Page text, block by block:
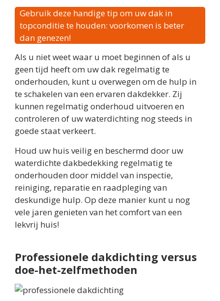
Gebruik deze handige tip om uw dak in
topconditie te houden: voorkomen is beter
dan genezen!
Als u niet weet waar u moet beginnen of als u
geen tijd heeft om uw dak regelmatig te
onderhouden, kunt u overwegen om de hulp in
te schakelen van een ervaren dakdekker. Zij
kunnen regelmatig onderhoud uitvoeren en
controleren of uw waterdichting nog steeds in
goede staat verkeert.
Houd uw huis veilig en beschermd door uw
waterdichte dakbedekking regelmatig te
onderhouden door middel van inspectie,
reiniging, reparatie en raadpleging van
deskundige hulp. Op deze manier kunt u nog
vele jaren genieten van het comfort van een
lekvrij huis!
Professionele dakdichting versus
doe-het-zelfmethoden